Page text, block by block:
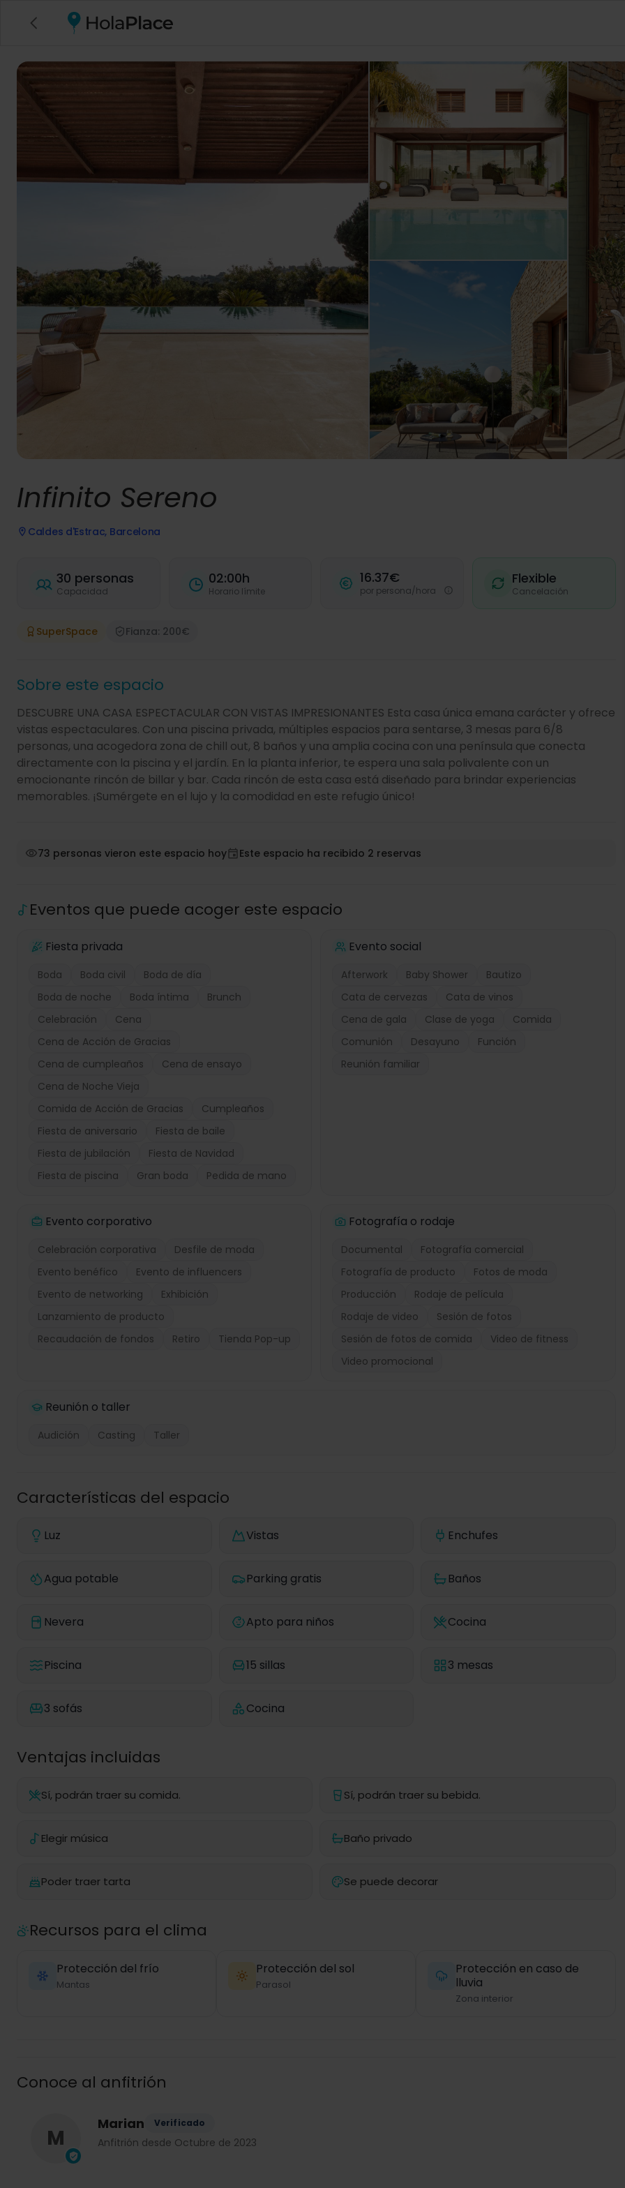
Infinito Sereno
Caldes d'Estrac, Barcelona
30 personas
Capacidad
02:00h
Horario límite
16.37€
por persona/hora
Flexible
Cancelación
SuperSpace Fianza: 200€
Sobre este espacio
DESCUBRE UNA CASA ESPECTACULAR CON VISTAS IMPRESIONANTES Esta casa única emana carácter y ofrece
vistas espectaculares. Con una piscina privada, múltiples espacios para sentarse, 3 mesas para 6/8
personas, una acogedora zona de chill out, 8 baños y una amplia cocina con una península que conecta
directamente con la piscina y el jardín. En la planta inferior, te espera una sala polivalente con un
emocionante rincón de billar y bar. Cada rincón de esta casa está diseñado para brindar experiencias
memorables. ¡Sumérgete en el lujo y la comodidad en este refugio único!
73 personas vieron este espacio hoy Este espacio ha recibido 2 reservas
Eventos que puede acoger este espacio
Fiesta privada
Boda Boda civil
Boda de día
Boda de noche
Boda íntima
Brunch
Celebración
Cena
Cena de Acción de Gracias
Cena de cumpleaños
Cena de ensayo
Cena de Noche Vieja
Comida de Acción de Gracias
Cumpleaños
Fiesta de aniversario
Fiesta de baile
Fiesta de jubilación
Fiesta de Navidad
Fiesta de piscina
Gran boda Pedida de mano
Evento social
Afterwork Baby Shower
Bautizo
Cata de cervezas
Cata de vinos
Cena de gala
Clase de yoga
Comida
Comunión
Desayuno
Función
Reunión familiar
Evento corporativo
Celebración corporativa
Desfile de moda
Evento benéfico
Evento de influencers
Evento de networking
Exhibición
Lanzamiento de producto
Recaudación de fondos
Retiro Tienda Pop-up
Fotografía o rodaje
Documental
Fotografía comercial
Fotografía de producto
Fotos de moda
Producción
Rodaje de película
Rodaje de video
Sesión de fotos
Sesión de fotos de comida
Video de fitness
Video promocional
Reunión o taller
Audición Casting Taller
Características del espacio
Luz Vistas Enchufes
Agua potable Parking gratis Baños
Nevera Apto para niños Cocina
Piscina 15 sillas 3 mesas
3 sofás Cocina
Ventajas incluidas
Sí, podrán traer su comida. Sí, podrán traer su bebida.
Elegir música Baño privado
Poder traer tarta Se puede decorar
Recursos para el clima
Protección del frío
Mantas
Protección del sol
Parasol
Protección en caso de
lluvia
Zona interior
Conoce al anfitrión
M
Marian Verificado
Anfitrión desde Octubre de 2023